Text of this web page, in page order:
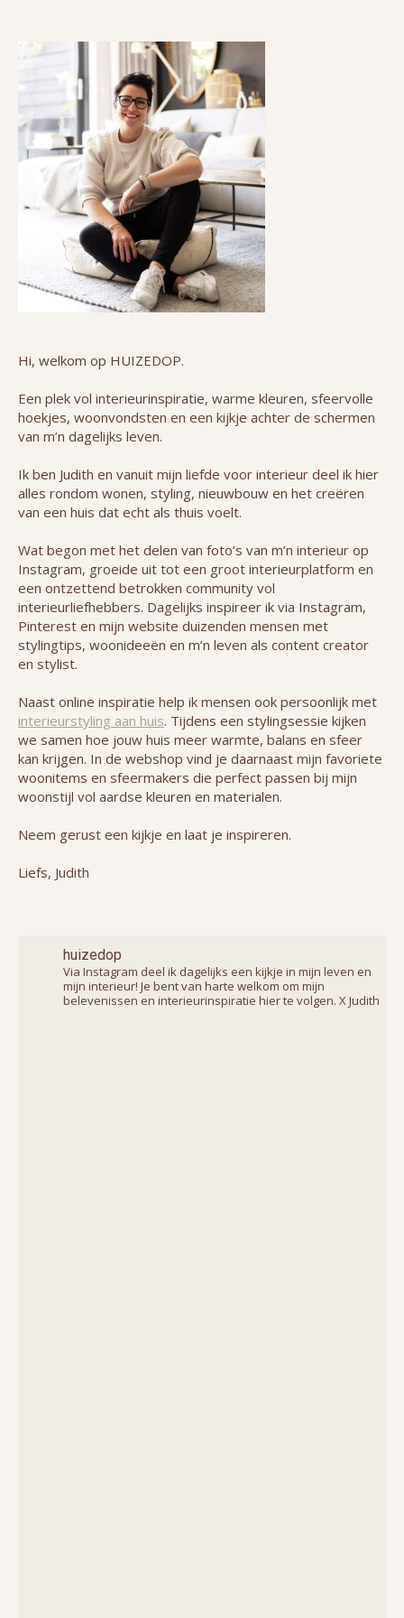
Hi, welkom op HUIZEDOP.
Een plek vol interieurinspiratie, warme kleuren, sfeervolle
hoekjes, woonvondsten en een kijkje achter de schermen
van m’n dagelijks leven.
Ik ben Judith en vanuit mijn liefde voor interieur deel ik hier
alles rondom wonen, styling, nieuwbouw en het creëren
van een huis dat echt als thuis voelt.
Wat begon met het delen van foto’s van m’n interieur op
Instagram, groeide uit tot een groot interieurplatform en
een ontzettend betrokken community vol
interieurliefhebbers. Dagelijks inspireer ik via Instagram,
Pinterest en mijn website duizenden mensen met
stylingtips, woonideeën en m’n leven als content creator
en stylist.
Naast online inspiratie help ik mensen ook persoonlijk met
interieurstyling aan huis. Tijdens een stylingsessie kijken
we samen hoe jouw huis meer warmte, balans en sfeer
kan krijgen. In de webshop vind je daarnaast mijn favoriete
woonitems en sfeermakers die perfect passen bij mijn
woonstijl vol aardse kleuren en materialen.
Neem gerust een kijkje en laat je inspireren.
Liefs, Judith
huizedop
Via Instagram deel ik dagelijks een kijkje in mijn leven en
mijn interieur! Je bent van harte welkom om mijn
belevenissen en interieurinspiratie hier te volgen. X Judith